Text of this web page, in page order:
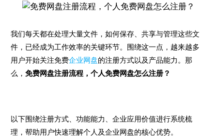
我们每天都在处理大量文件，如何保存、共享与管理这些文
件，已经成为工作效率的关键环节。围绕这一点，越来越多
用户开始关注免费企业网盘的注册方式以及产品能力。那
么，免费网盘注册流程，个人免费网盘怎么注册？
以下围绕注册方式、功能能力、企业应用价值进行系统梳
理，帮助用户快速理解个人及企业网盘的核心优势。